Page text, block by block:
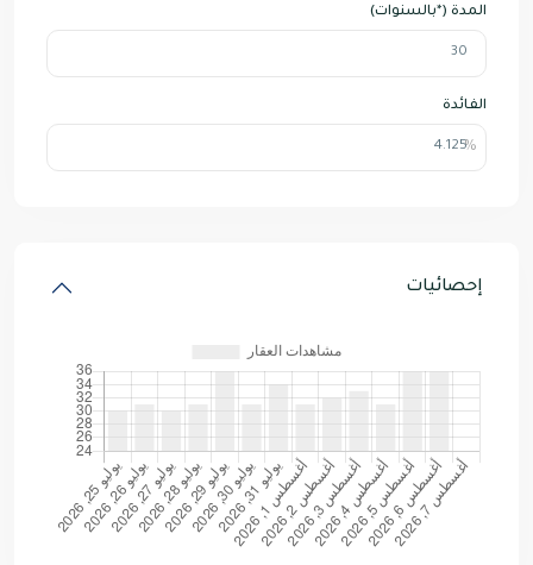
المدة (*بالسنوات)
الفائدة
إحصائيات